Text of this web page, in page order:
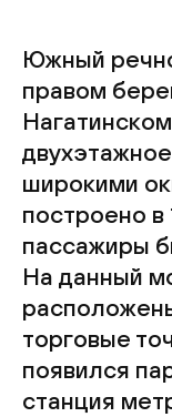
Южный
правом
широкими
построено в
пассажиры
На данный
торговые
появился
станция